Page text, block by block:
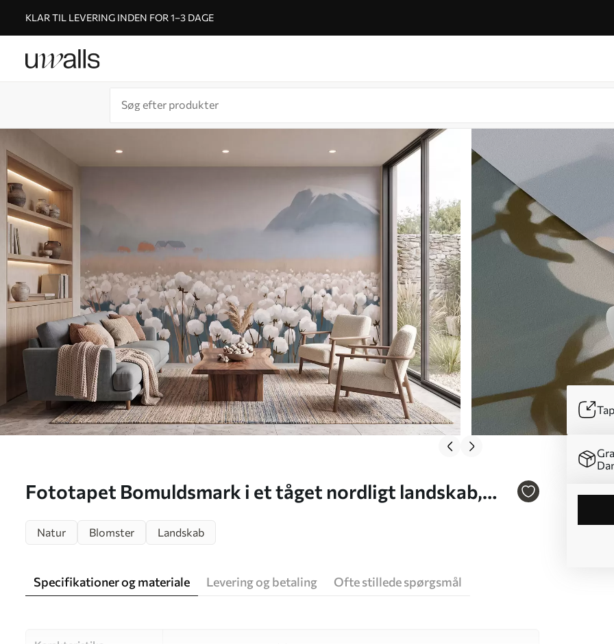
KLAR TIL LEVERING INDEN FOR 1–3 DAGE
Fototapet Bomuldsmark i et tåget nordligt landskab,
Natur Blomster Landskab
Specifikationer og materiale Levering og betaling Ofte stillede spørgsmål